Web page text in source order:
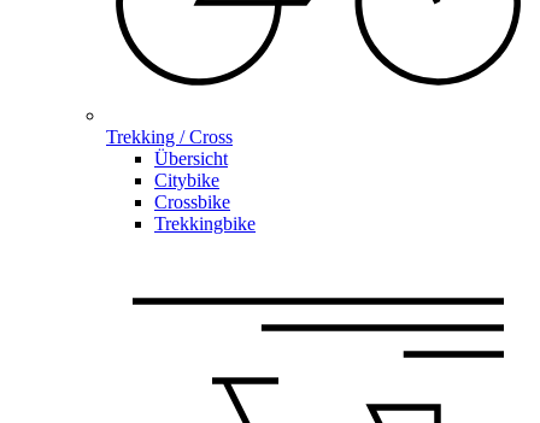
Trekking / Cross
Übersicht
Citybike
Crossbike
Trekkingbike